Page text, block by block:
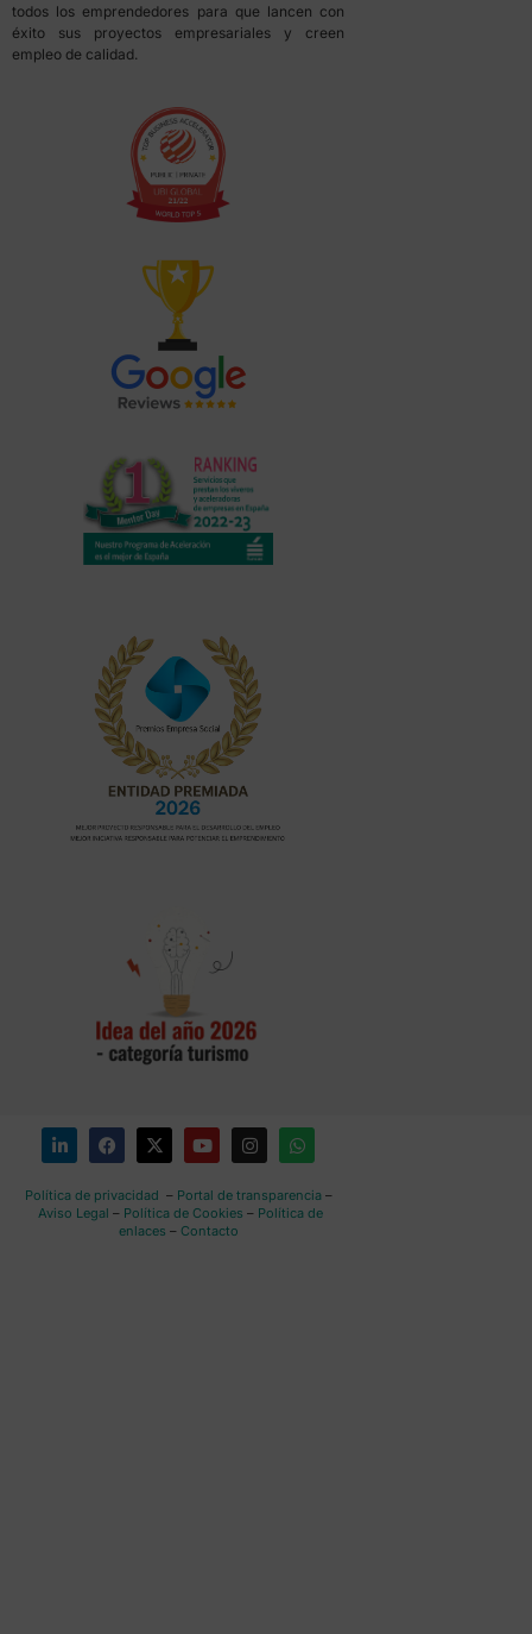
todos los emprendedores para que lancen con
éxito sus proyectos empresariales y creen
empleo de calidad.
Política de privacidad – Portal de transparencia–
Aviso Legal – Política de Cookies – Política de
enlaces – Contacto